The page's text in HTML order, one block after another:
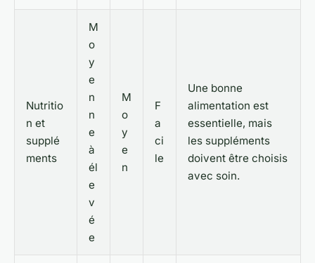
Nutritio
n et
supplé
ments
M
o
y
e
n
n
e
à
él
e
v
é
e
M
o
y
e
n
F
a
ci
le
Une bonne
alimentation est
essentielle, mais
les suppléments
doivent être choisis
avec soin.